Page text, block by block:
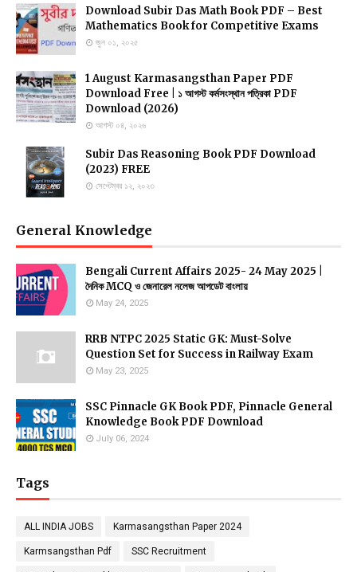
Download Subir Das Math Book PDF – Best
Mathematics Book for Competitive Exams
জুন ০১, ২০২৫
1 August Karmasangsthan Paper PDF
Download Free | ১ আগস্ট কর্মসংস্থান পত্রিকা PDF
Download (2026)
আগস্ট ০৪, ২০২৬
Subir Das Reasoning Book PDF Download
(2023) FREE
সেপ্টেম্বর ১২, ২০২৩
General Knowledge
Bengali Current Affairs 2025- 24 May 2025 |
দৈনিক MCQ ও জেনারেল নলেজ আপডেট বাংলায়
May 24, 2025
RRB NTPC 2025 Static GK: Must-Solve
Question Set for Success in Railway Exam
May 23, 2025
SSC Pinnacle GK Book PDF, Pinnacle General
Knowledge Book PDF Download
July 06, 2024
Tags
ALL INDIA JOBS Karmasangsthan Paper 2024
Karmsangsthan Pdf SSC Recruitment